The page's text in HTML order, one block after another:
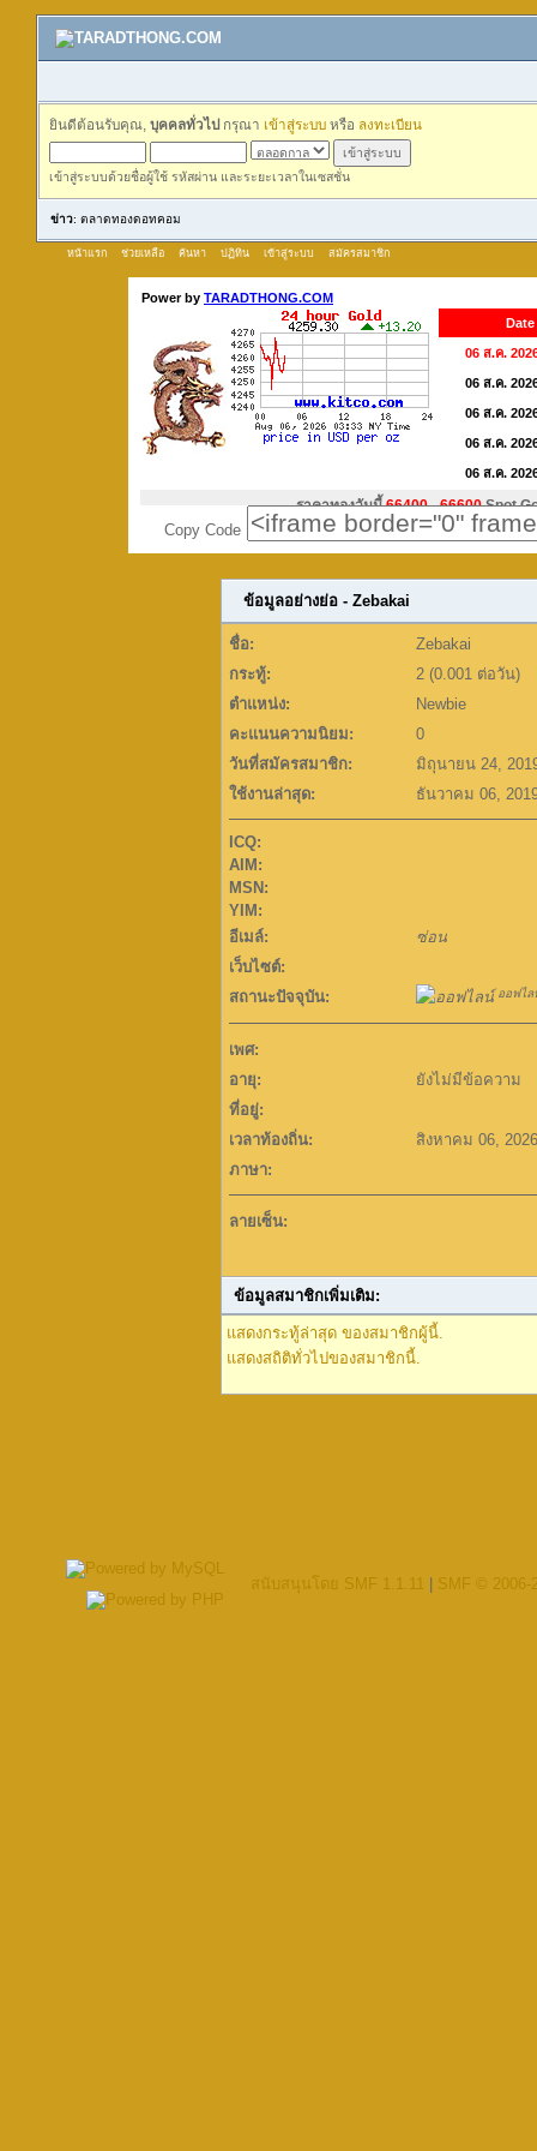
ยินดีต้อนรับคุณ, บุคคลทั่วไป กรุณา เข้าสู่ระบบ หรือ ลงทะเบียน
เข้าสู่ระบบด้วยชื่อผู้ใช้ รหัสผ่าน และระยะเวลาในเซสชั่น
ข่าว: ตลาดทองดอทคอม
หน้าแรก ช่วยเหลือ ค้นหา ปฏิทิน เข้าสู่ระบบ สมัครสมาชิก
Copy Code
ข้อมูลอย่างย่อ - Zebakai
ชื่อ:
Zebakai
กระทู้:
2 (0.001 ต่อวัน)
ตำแหน่ง:
Newbie
คะแนนความนิยม:
0
วันที่สมัครสมาชิก:
มิถุนายน 24,
ใช้งานล่าสุด:
ธันวาคม 06,
ICQ:
AIM:
MSN:
YIM:
อีเมล์:
ซ่อน
เว็บไซต์:
สถานะปัจจุบัน:
ออฟไล
เพศ:
อายุ:
ยังไม่มีข้อความ
ที่อยู่:
เวลาท้องถิ่น:
สิงหาคม 06,
ภาษา:
ลายเซ็น:
ข้อมูลสมาชิกเพิ่มเติม:
แสดงกระทู้ล่าสุด ของสมาชิกผู้นี้.
แสดงสถิติทั่วไปของสมาชิกนี้.
สนับสนุนโดย SMF 1.1.11 | SMF © 2006-